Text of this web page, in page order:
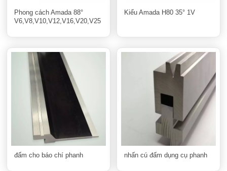
Phong cách Amada 88°
V6,V8,V10,V12,V16,V20,V25
Kiểu Amada H80 35° 1V
đấm cho báo chí phanh nhấn cú đấm dụng cụ phanh